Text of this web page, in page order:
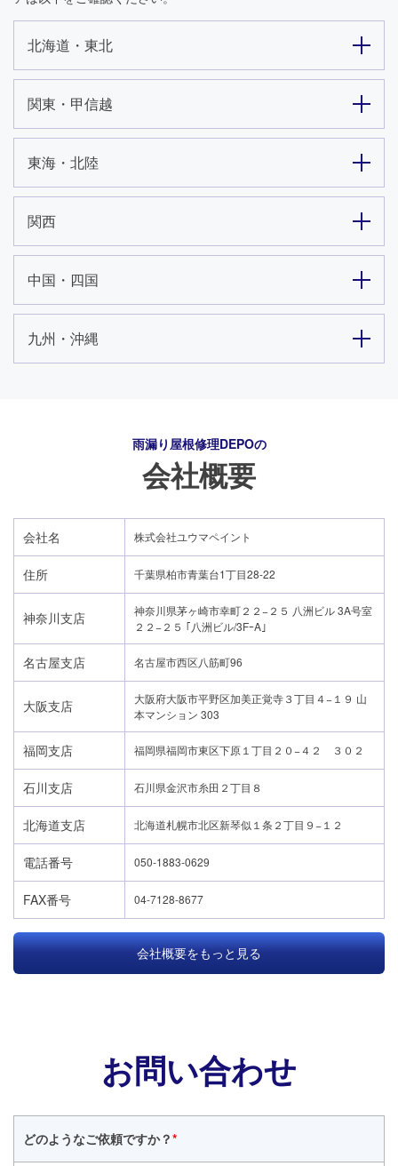
北海道・東北
関東・甲信越
東海・北陸
関西
中国・四国
九州・沖縄
雨漏り屋根修理DEPOの
会社概要
会社名 株式会社ユウマペイント
住所 千葉県柏市青葉台1丁目28-22
神奈川支店
神奈川県茅ヶ崎市幸町２２−２５ 八洲ビル 3A号室
２２−２５ ｢八洲ビル/3FｰA｣
名古屋支店 名古屋市西区八筋町96
大阪支店
大阪府大阪市平野区加美正覚寺３丁目４−１９ 山
本マンション 303
福岡支店 福岡県福岡市東区下原１丁目２０−４２ ３０２
石川支店 石川県金沢市糸田２丁目８
北海道支店 北海道札幌市北区新琴似１条２丁目９−１２
電話番号 050-1883-0629
FAX番号 04-7128-8677
会社概要をもっと見る
お問い合わせ
どのようなご依頼ですか？*